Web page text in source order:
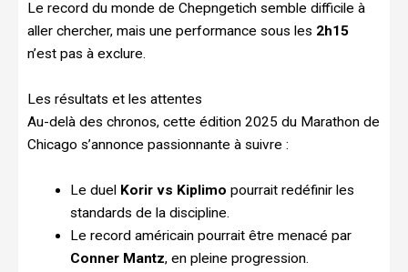
Le record du monde de Chepngetich semble difficile à
aller chercher, mais une performance sous les 2h15
n’est pas à exclure.
Les résultats et les attentes
Au-delà des chronos, cette édition 2025 du Marathon de
Chicago s’annonce passionnante à suivre :
Le duel Korir vs Kiplimo pourrait redéfinir les
standards de la discipline.
Le record américain pourrait être menacé par
Conner Mantz, en pleine progression.